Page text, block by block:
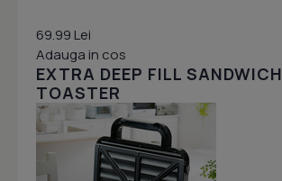
69.99 Lei
Adauga in cos
EXTRA DEEP FILL SANDWICH
TOASTER